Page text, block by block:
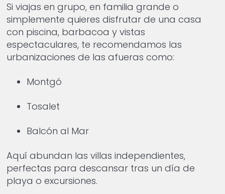
Si viajas en grupo, en familia grande o
simplemente quieres disfrutar de una casa
con piscina, barbacoa y vistas
espectaculares, te recomendamos las
urbanizaciones de las afueras como:
Montgó
Tosalet
Balcón al Mar
Aquí abundan las villas independientes,
perfectas para descansar tras un día de
playa o excursiones.